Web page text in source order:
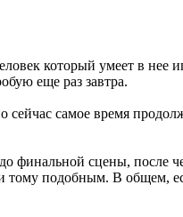
который умеет в нее
еще раз завтра.
самое время
финальной сцены, после
подобным. В общем,